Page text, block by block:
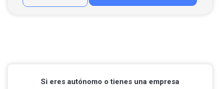
Si eres autónomo o tienes una empresa